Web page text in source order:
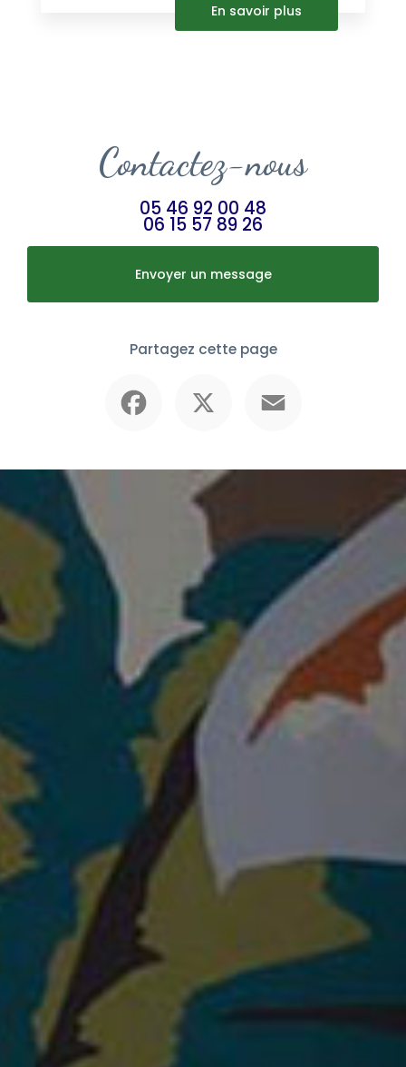
En savoir plus
Contactez-nous
05 46 92 00 48
06 15 57 89 26
Envoyer un message
Partagez cette page